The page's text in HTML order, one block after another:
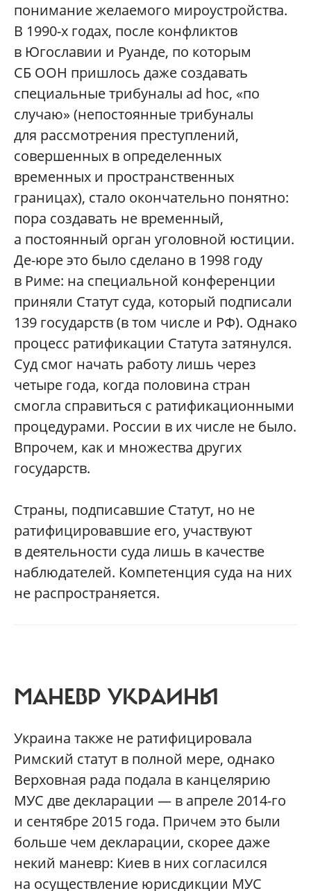
понимание желаемого мироустройства.
В 1990-х годах, после конфликтов
в Югославии и Руанде, по которым
СБ ООН пришлось даже создавать
специальные трибуналы ad hoc, «по
случаю» (непостоянные трибуналы
для рассмотрения преступлений,
совершенных в определенных
временных и пространственных
границах), стало окончательно понятно:
пора создавать не временный,
а постоянный орган уголовной юстиции.
Де-юре это было сделано в 1998 году
в Риме: на специальной конференции
приняли Статут суда, который подписали
139 государств (в том числе и РФ). Однако
процесс ратификации Статута затянулся.
Суд смог начать работу лишь через
четыре года, когда половина стран
смогла справиться с ратификационными
процедурами. России в их числе не было.
Впрочем, как и множества других
государств.
Страны, подписавшие Статут, но не
ратифицировавшие его, участвуют
в деятельности суда лишь в качестве
наблюдателей. Компетенция суда на них
не распространяется.
МАНЕВР УКРАИНЫ
Украина также не ратифицировала
Римский статут в полной мере, однако
Верховная рада подала в канцелярию
МУС две декларации — в апреле 2014-го
и сентябре 2015 года. Причем это были
больше чем декларации, скорее даже
некий маневр: Киев в них согласился
на осуществление юрисдикции МУС